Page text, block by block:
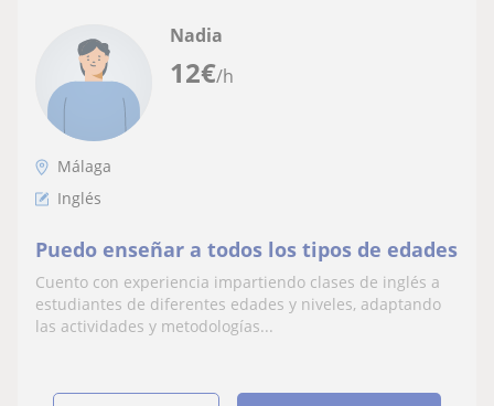
12€/h
Nadia
Málaga
Inglés
Puedo enseñar a todos los tipos de edades
Cuento con experiencia impartiendo clases de inglés a
estudiantes de diferentes edades y niveles, adaptando
las actividades y metodologías...